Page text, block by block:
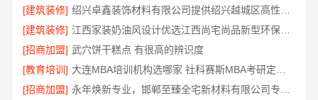
[建筑装修]
[建筑装修]
江西家装奶油风设计优选江西尚宅尚品新型环保材料有限公司
[招商加盟] 武穴饼干糕点 有很高的辨识度
[教育培训]
[招商加盟]